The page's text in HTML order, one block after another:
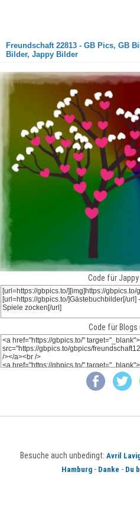
Freundschaft 22813 - GB Pics, GB
Bilder, Jappy Bilder
Code für Jappy
Code für Blogs
Besuche auch unbedingt: Avril
Hamburg- Danke - Du